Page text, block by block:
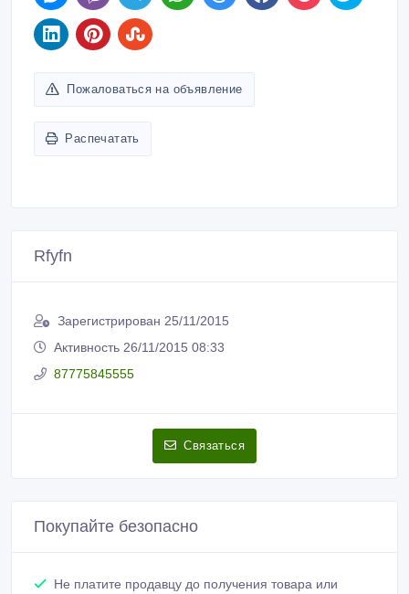
Пожаловаться на объявление
Распечатать
Rfyfn
Зарегистрирован 25/11/2015
Активность 26/11/2015 08:33
87775845555
Связаться
Покупайте безопасно
Не платите продавцу до получения товара или